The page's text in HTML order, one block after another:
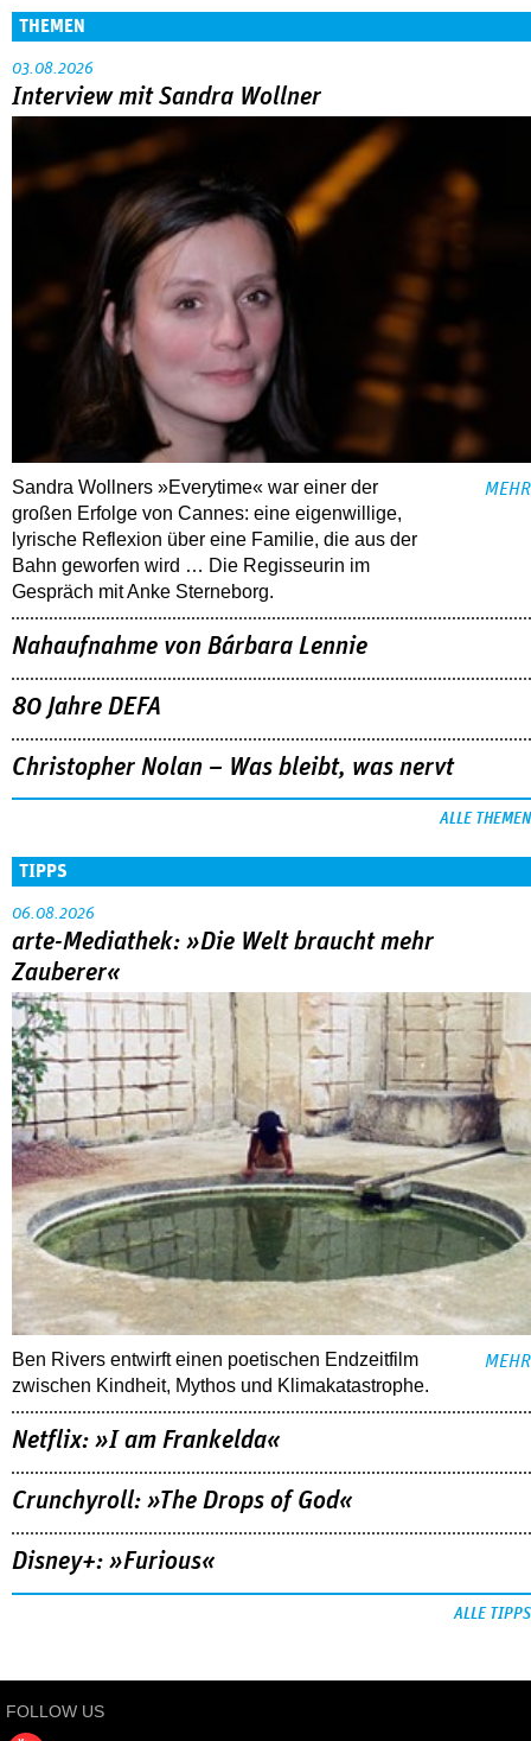
THEMEN
03.08.2026
Interview mit Sandra Wollner
Sandra Wollners »Everytime« war einer der
großen Erfolge von Cannes: eine eigenwillige,
lyrische Reflexion über eine ­Familie, die aus der
Bahn geworfen wird … Die Regisseurin im
Gespräch mit Anke Sterneborg.
MEHR
Nahaufnahme von Bárbara Lennie
80 Jahre DEFA
Christopher Nolan – Was bleibt, was nervt
ALLE THEMEN
TIPPS
06.08.2026
arte-Mediathek: »Die Welt braucht mehr
Zauberer«
Ben Rivers entwirft einen poetischen Endzeitfilm
zwischen Kindheit, Mythos und Klimakatastrophe.
MEHR
Netflix: »I am Frankelda«
Crunchyroll: »The Drops of God«
Disney+: »Furious«
ALLE TIPPS
FOLLOW US